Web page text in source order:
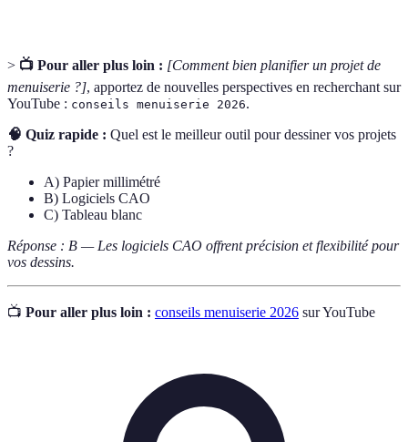
> 📺 Pour aller plus loin : [Comment bien planifier un projet de
menuiserie ?], apportez de nouvelles perspectives en recherchant sur
YouTube : conseils menuiserie 2026.
🧠 Quiz rapide : Quel est le meilleur outil pour dessiner vos projets
?
A) Papier millimétré
B) Logiciels CAO
C) Tableau blanc
Réponse : B — Les logiciels CAO offrent précision et flexibilité pour
vos dessins.
📺 Pour aller plus loin : conseils menuiserie 2026 sur YouTube